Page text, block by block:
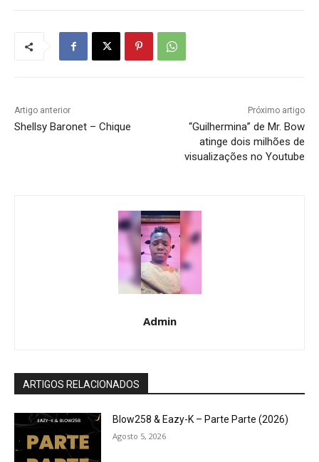
Artigo anterior
Shellsy Baronet – Chique
Próximo artigo
“Guilhermina” de Mr. Bow
atinge dois milhões de
visualizações no Youtube
Admin
ARTIGOS RELACIONADOS
Blow258 & Eazy-K – Parte Parte (2026)
Agosto 5, 2026